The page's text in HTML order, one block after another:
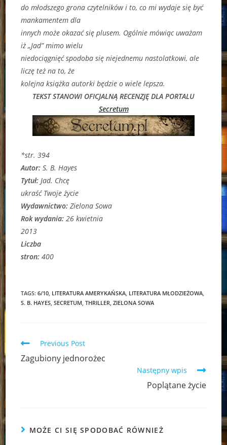
do młodszego grona czytelników i to, co mi wydaje się być
mankamentem dla
innych może okazać się plusem. Ogólnie mówiąc uważam
iż „Jad” mimo wielu
niedociągnięć spodoba się niejednemu nastolatkowi, ale
liczę też na to, że
kolejna książka autorki będzie o wiele lepsza.
TEKST STANOWI OFICJALNĄ RECENZJĘ DLA PORTALU
Secretum
*str. 394
Autor:S. B. Hayes
Tytuł: Jad. Chcę
ukraść Twoje życie
Wydawnictwo:Zielona Sowa
Rok wydania:26 kwietnia
2013
Liczba
stron:400
TAGS:6/10 LITERATURA AMERYKAŃSKA LITERATURA MŁODZIEŻOWA
S. B. HAYES SECRETUM THRILLER ZIELONA SOWA
Read
articles
Previous Post
Zagubiony jednorożec
Następny wpis
Poplątane życie
MOŻE CI SIĘ SPODOBAĆ RÓWNIEŻ